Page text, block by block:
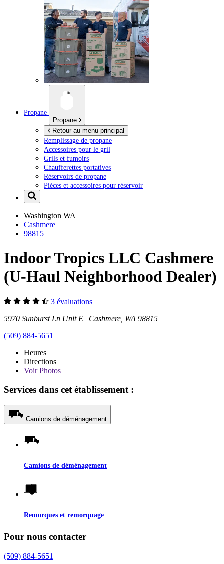
Propane
Propane
Retour au menu principal
Remplissage de propane
Accessoires pour le gril
Grils et fumoirs
Chaufferettes portatives
Réservoirs de propane
Pièces et accessoires pour réservoir
Washington WA
Cashmere
98815
Indoor Tropics LLC Cashmere
(U-Haul Neighborhood Dealer)
3 évaluations
5970 Sunburst Ln Unit E Cashmere, WA 98815
(509) 884-5651
Heures
Directions
VoirPhotos
Services dans cet établissement :
Camions de déménagement
Camions de déménagement
Remorques et remorquage
Pour nous contacter
(509) 884-5651